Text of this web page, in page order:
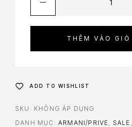
THÊM VÀO GIỎ
ADD TO WISHLIST
SKU: KHÔNG ÁP DỤNG
DANH MỤC: ARMANI/PRIVE SALE